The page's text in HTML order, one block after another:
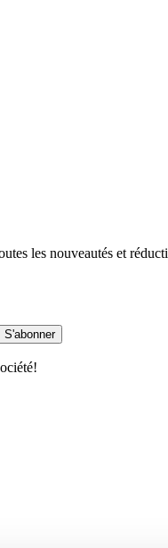
les nouveautés et
S'abonner